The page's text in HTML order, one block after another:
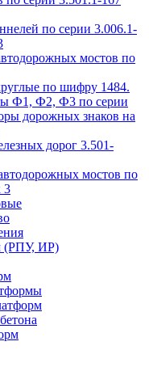
по серии 3.006.1-
мостов по
по шифру 1484.
Ф1, Ф2, Ф3 по серии
дорожных знаков на
дорог 3.501-
мостов по
3
(РПУ, ИР)